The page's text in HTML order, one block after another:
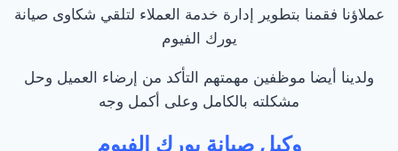
عملاؤنا فقمنا بتطوير إدارة خدمة العملاء لتلقي شكاوى صيانة
يورك الفيوم
ولدينا أيضا موظفين مهمتهم التأكد من إرضاء العميل وحل
مشكلته بالكامل وعلى أكمل وجه
وكيل صيانة يورك الفيوم